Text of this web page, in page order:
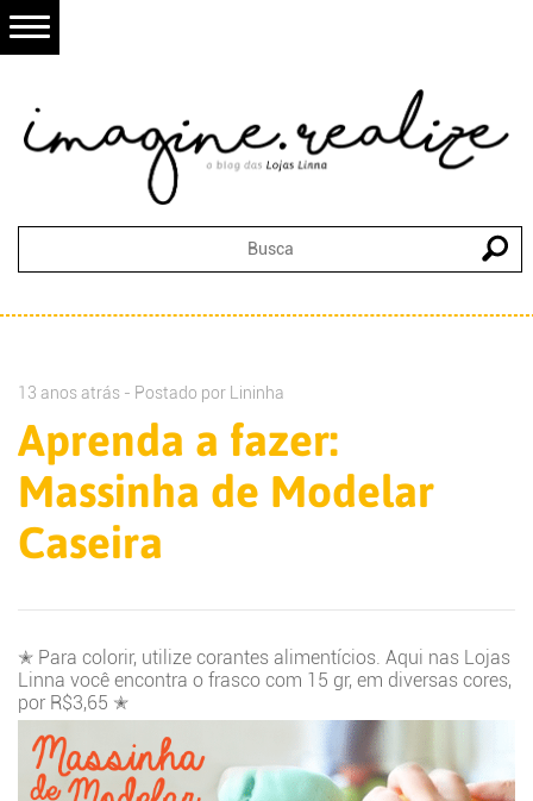
13 anos atrás - Postado por Lininha
Aprenda a fazer:
Massinha de Modelar
Caseira
✭ Para colorir, utilize corantes alimentícios. Aqui nas Lojas
Linna você encontra o frasco com 15 gr, em diversas cores,
por R$3,65 ✭